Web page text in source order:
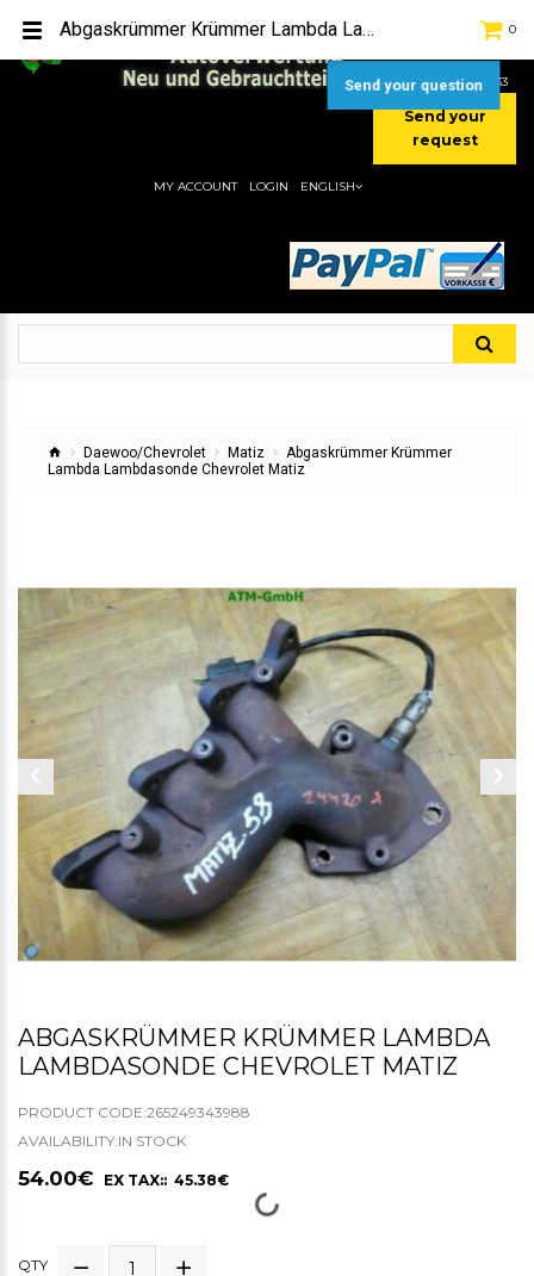
[+49] (0) 2232-5205
[+49] (0) 177 / 4080033
Send your
request
0
MY ACCOUNT LOGIN ENGLISH
Daewoo/Chevrolet Matiz
Abgaskrümmer Krümmer
Lambda Lambdasonde Chevrolet Matiz
ABGASKRÜMMER KRÜMMER LAMBDA
LAMBDASONDE CHEVROLET MATIZ
PRODUCT CODE:265249343988
AVAILABILITY:IN STOCK
54.00€ EX TAX:: 45.38€
QTY
Abgaskrümmer Krümmer Lambda Lambdasonde Chevrolet Matiz
Send your question